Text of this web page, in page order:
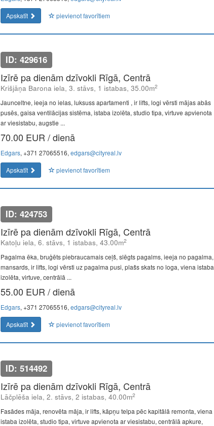
Apskatīt
pievienot favorītiem
ID: 429616
Izīrē pa dienām dzīvokli Rīgā, Centrā
Krišjāņa Barona iela, 3. stāvs, 1 istabas, 35.00m2
Jaunceltne, ieeja no ielas, luksuss apartamenti , ir lifts, logi vērsti mājas abās
pusēs, gaisa ventilācijas sistēma, istaba izolēta, studio tipa, virtuve apvienota
ar viesistabu, augstie ...
70.00 EUR / dienā
Edgars, +371 27065516, edgars@cityreal.lv
Apskatīt
pievienot favorītiem
ID: 424753
Izīrē pa dienām dzīvokli Rīgā, Centrā
Katoļu iela, 6. stāvs, 1 istabas, 43.00m2
Pagalma ēka, bruģēts piebraucamais ceļš, slēgts pagalms, ieeja no pagalma,
mansards, ir lifts, logi vērsti uz pagalma pusi, plašs skats no loga, viena istaba
izolēta, virtuve, centrālā ...
55.00 EUR / dienā
Edgars, +371 27065516, edgars@cityreal.lv
Apskatīt
pievienot favorītiem
ID: 514492
Izīrē pa dienām dzīvokli Rīgā, Centrā
Lāčplēša iela, 2. stāvs, 2 istabas, 40.00m2
Fasādes māja, renovēta māja, ir lifts, kāpņu telpa pēc kapitālā remonta, viena
istaba izolēta, studio tipa, virtuve apvienota ar viesistabu, centrālā apkure,